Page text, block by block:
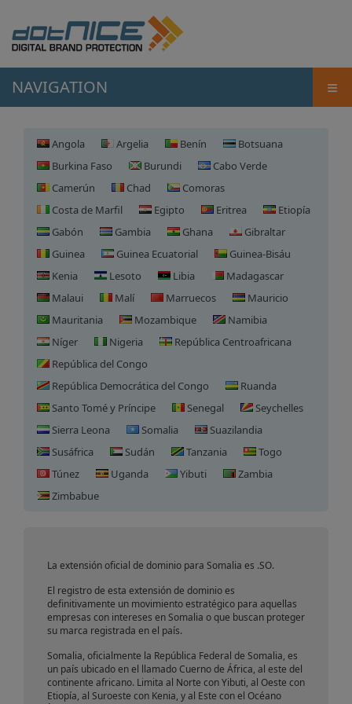
NAVIGATION ≡
Angola Argelia Benín
Botsuana
Burkina Faso
Burundi
Cabo Verde
Camerún
Chad
Comoras
Costa de Marfil
Egipto Eritrea
Etiopía
Gabón
Gambia Ghana
Gibraltar
Guinea
Guinea Ecuatorial
Guinea-Bisáu
Kenia
Lesoto Libia
Madagascar
Malaui
Malí Marruecos
Mauricio
Mauritania
Mozambique
Namibia
Níger
Nigeria
República Centroafricana
República del Congo
República Democrática del Congo
Ruanda
Santo Tomé y Príncipe
Senegal
Seychelles
Sierra Leona
Somalia
Suazilandia
Susáfrica
Sudán Tanzania
Togo
Túnez
Uganda Yibuti
Zambia
Zimbabue
Registro de Dominio en
Somalia
La extensión oficial de dominio para Somalia es .SO.
El registro de esta extensión de dominio es
definitivamente un movimiento estratégico para aquellas
empresas con intereses en Somalia o que buscan proteger
su marca registrada en el país.
Somalia, oficialmente la República Federal de Somalia, es
un país ubicado en el llamado Cuerno de África, al este del
continente africano. Limita al Norte con Yibuti, al Oeste con
Etiopía, al Suroeste con Kenia, y al Este con el Océano